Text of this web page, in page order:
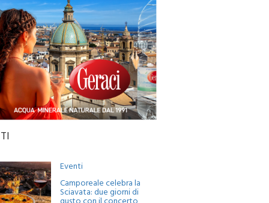
Eventi
Camporeale celebra la
Sciavata: due giorni di